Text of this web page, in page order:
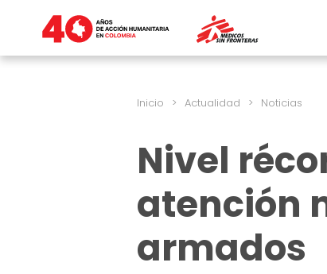
Inicio > Actualidad > Noticias
Nivel
atención
armados